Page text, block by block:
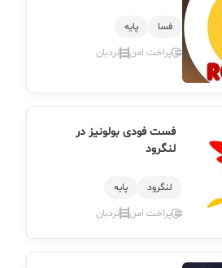
فسا
پایه
پراخت امن
نردبان
فست فودی بولونیز در
لنگرود
لنگرود
پایه
پراخت امن
نردبان